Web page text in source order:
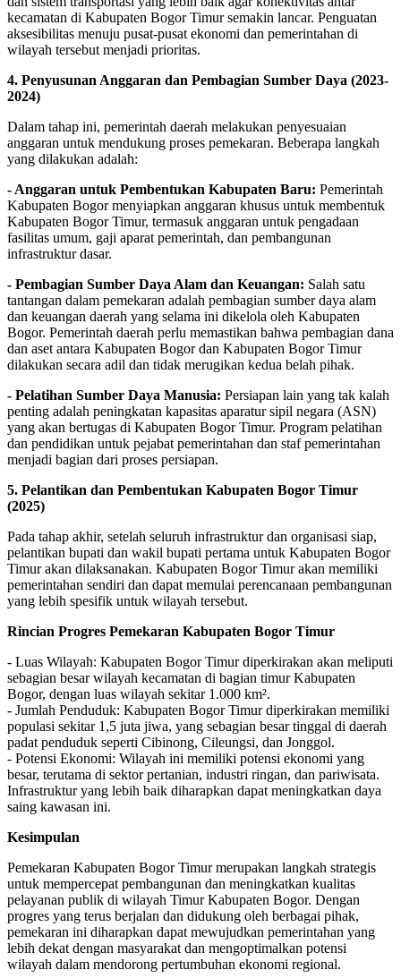
kecamatan di Kabupaten Bogor Timur semakin lancar. Penguatan
aksesibilitas menuju pusat-pusat ekonomi dan pemerintahan di
wilayah tersebut menjadi prioritas.
4. Penyusunan Anggaran dan Pembagian Sumber Daya (2023-
2024)
Dalam tahap ini, pemerintah daerah melakukan penyesuaian
anggaran untuk mendukung proses pemekaran. Beberapa langkah
yang dilakukan adalah:
- Anggaran untuk Pembentukan Kabupaten Baru: Pemerintah
Kabupaten Bogor menyiapkan anggaran khusus untuk membentuk
Kabupaten Bogor Timur, termasuk anggaran untuk pengadaan
fasilitas umum, gaji aparat pemerintah, dan pembangunan
infrastruktur dasar.
- Pembagian Sumber Daya Alam dan Keuangan: Salah satu
tantangan dalam pemekaran adalah pembagian sumber daya alam
dan keuangan daerah yang selama ini dikelola oleh Kabupaten
Bogor. Pemerintah daerah perlu memastikan bahwa pembagian dana
dan aset antara Kabupaten Bogor dan Kabupaten Bogor Timur
dilakukan secara adil dan tidak merugikan kedua belah pihak.
- Pelatihan Sumber Daya Manusia: Persiapan lain yang tak kalah
penting adalah peningkatan kapasitas aparatur sipil negara (ASN)
yang akan bertugas di Kabupaten Bogor Timur. Program pelatihan
dan pendidikan untuk pejabat pemerintahan dan staf pemerintahan
menjadi bagian dari proses persiapan.
5. Pelantikan dan Pembentukan Kabupaten Bogor Timur
(2025)
Pada tahap akhir, setelah seluruh infrastruktur dan organisasi siap,
pelantikan bupati dan wakil bupati pertama untuk Kabupaten Bogor
Timur akan dilaksanakan. Kabupaten Bogor Timur akan memiliki
pemerintahan sendiri dan dapat memulai perencanaan pembangunan
yang lebih spesifik untuk wilayah tersebut.
Rincian Progres Pemekaran Kabupaten Bogor Timur
- Luas Wilayah: Kabupaten Bogor Timur diperkirakan akan meliputi
sebagian besar wilayah kecamatan di bagian timur Kabupaten
Bogor, dengan luas wilayah sekitar 1.000 km².
- Jumlah Penduduk: Kabupaten Bogor Timur diperkirakan memiliki
populasi sekitar 1,5 juta jiwa, yang sebagian besar tinggal di daerah
padat penduduk seperti Cibinong, Cileungsi, dan Jonggol.
- Potensi Ekonomi: Wilayah ini memiliki potensi ekonomi yang
besar, terutama di sektor pertanian, industri ringan, dan pariwisata.
Infrastruktur yang lebih baik diharapkan dapat meningkatkan daya
saing kawasan ini.
Kesimpulan
Pemekaran Kabupaten Bogor Timur merupakan langkah strategis
untuk mempercepat pembangunan dan meningkatkan kualitas
pelayanan publik di wilayah Timur Kabupaten Bogor. Dengan
progres yang terus berjalan dan didukung oleh berbagai pihak,
pemekaran ini diharapkan dapat mewujudkan pemerintahan yang
lebih dekat dengan masyarakat dan mengoptimalkan potensi
wilayah dalam mendorong pertumbuhan ekonomi regional.